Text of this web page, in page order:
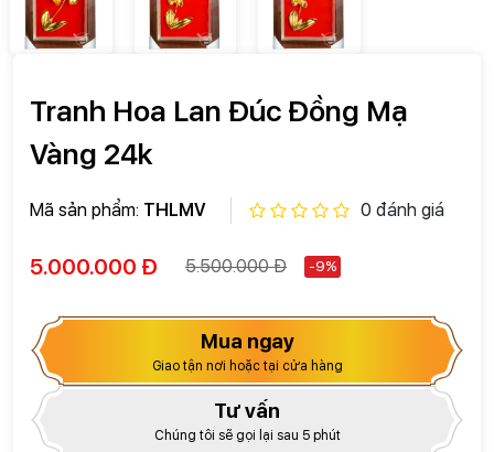
Tranh Hoa Lan Đúc Đồng Mạ
Vàng 24k
Mã sản phẩm: THLMV 0 đánh giá
5.000.000 Đ 5.500.000 Đ -9%
Mua ngay
Giao tận nơi hoặc tại cửa hàng
Tư vấn
Chúng tôi sẽ gọi lại sau 5 phút